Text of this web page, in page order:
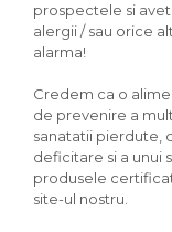
prospectele si
alergii / sau orice
alarma!
Credem ca o
de prevenire a
sanatatii pierdute,
deficitare si a unui
produsele
site-ul nostru.